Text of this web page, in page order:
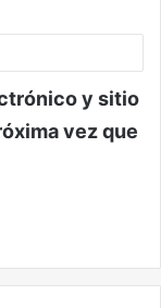
y sitio
vez que